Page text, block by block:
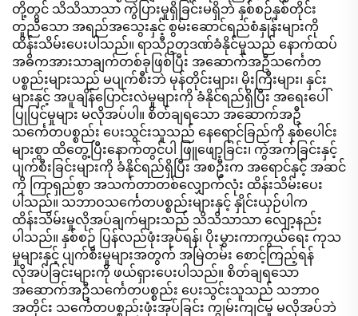
တို့တွင် သိသိသာသာ ကွဲပြားမှုရှိခြင်းမရှိဘဲ နှစ်စဉ်နှစ်တိုင်း
တူညီသော အရည်အသွေးနှင့် စွမ်းဆောင်ရည်စံနှုန်းများကို
ထိန်းသိမ်းပေးပါသည်။ ရာသီဥတုဒဏ်ခံနိုင်မှုသည် နောက်ထပ်
အဓိကအားသာချက်တစ်ခုဖြစ်ပြီး အဆောက်အဦသင်္ကေတ
ပစ္စည်းများသည် မပျက်စီးဘဲ မုန်တိုင်းများ၊ မိုးကြီးများ၊ နှင်း
များနှင့် အပူချိန်ပြောင်းလဲမှုများကို ခံနိုင်ရည်ရှိပြီး အရေးပေါ်
ပြုပြင်မှုများ မလိုအပ်ပါ။ စိတ်ချရသော အဆောက်အဦ
သင်္ကေတပစ္စည်း ပေးသွင်းသူသည် နေရောင်ခြည်ကို နှစ်ပေါင်း
များစွာ ထိတွေ့ပြီးနောက်တွင်ပါ ဖြူဖျော့ခြင်း၊ ကွဲအက်ခြင်းနှင့်
ပျက်စီးခြင်းများကို ခံနိုင်ရည်ရှိပြီး အစဦးက အရောင်နှင့် အဆင်
ကို ကြာရှည်စွာ အသက်တာတစ်လျှောက်လုံး ထိန်းသိမ်းပေး
ပါသည်။ သဘာဝသင်္ကေတပစ္စည်းများနှင့် နှိုင်းယှဉ်ပါက
ထိန်းသိမ်းမှုလိုအပ်ချက်များသည် သိသိသာသာ လျော့နည်း
ပါသည်။ နှစ်စဉ် ပြန်လည်ဖုံးအုပ်ရန်၊ ပိုးမွှားကာကွယ်ရေး ကုသ
မှုများနှင့် ပျက်စီးမှုများအတွက် အမြဲတမ်း စောင့်ကြည့်ရန်
လိုအပ်ခြင်းများကို ဖယ်ရှားပေးပါသည်။ စိတ်ချရသော
အဆောက်အဦသင်္ကေတပစ္စည်း ပေးသွင်းသူသည် သဘာဝ
အတိုင်း သင်္ကေတပစ္စည်းဖုံးအုပ်ခြင်း ကျွမ်းကျင်မှု မလိုအပ်ဘဲ